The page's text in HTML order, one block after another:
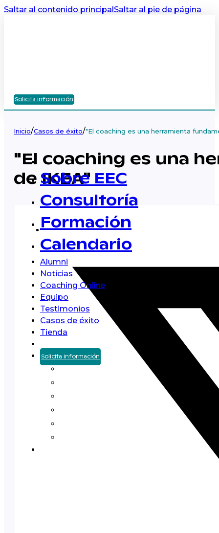
Saltar al contenido principalSaltar al pie de página
Solicita información
Sobre EEC
Consultoría
Formación
Calendario
Alumni
Noticias
Coaching Online
Equipo
Testimonios
Casos de éxito
Tienda
Solicita información
Inicio/Casos de éxito/"El coaching es una herramienta
"El coaching es una
de IKEA"